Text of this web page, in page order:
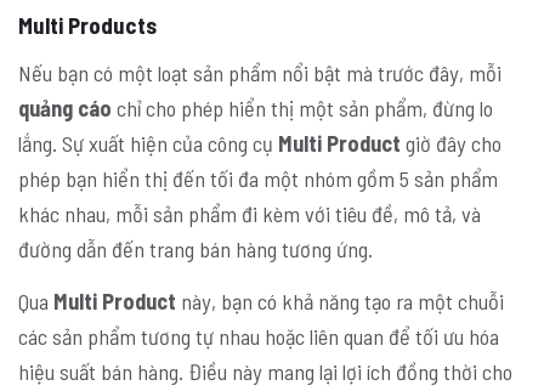
Multi Products
Nếu bạn có một loạt sản phẩm nổi bật mà trước đây, mỗi
quảng cáo chỉ cho phép hiển thị một sản phẩm, đừng lo
lắng. Sự xuất hiện của công cụ Multi Product giờ đây cho
phép bạn hiển thị đến tối đa một nhóm gồm 5 sản phẩm
khác nhau, mỗi sản phẩm đi kèm với tiêu đề, mô tả, và
đường dẫn đến trang bán hàng tương ứng.
Qua Multi Product này, bạn có khả năng tạo ra một chuỗi
các sản phẩm tương tự nhau hoặc liên quan để tối ưu hóa
hiệu suất bán hàng. Điều này mang lại lợi ích đồng thời cho